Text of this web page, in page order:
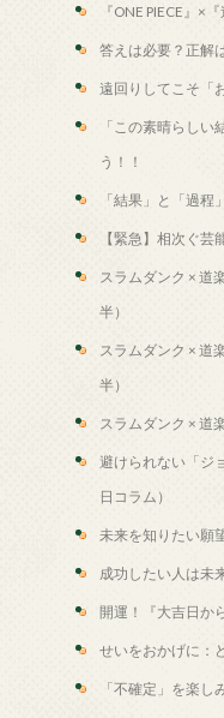
『ONE PIECE』×
答えは必要？正解
遠回りしてこそ「
「この素晴らし
う！！
「結果」と「過程
【緊急】相次ぐ芸
スラムダンク ×
半）
スラムダンク ×
半）
スラムダンク ×
避けられない「ジ
日コラム）
未来を知りたい願
成功したい人は未
開運！『大吉日か
せいをおかげに：
「不確定」を楽し